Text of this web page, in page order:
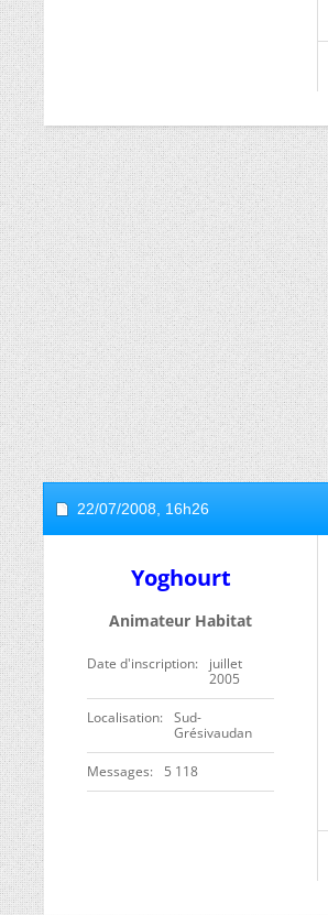
22/07/2008, 16h26
Yoghourt
Animateur Habitat
Date d'inscription
juillet
2005
Localisation
Sud-
Grésivaudan
Messages 5 118